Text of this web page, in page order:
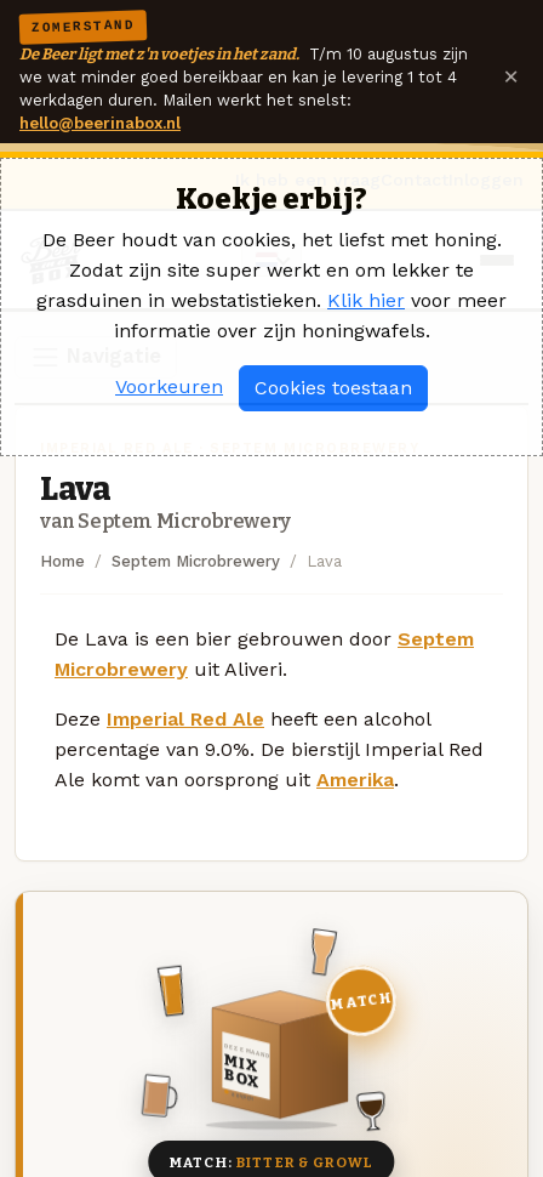
ZOMERSTAND
De Beer ligt met z'n voetjes in het zand. T/m 10 augustus zijn
we wat minder goed bereikbaar en kan je levering 1 tot 4
werkdagen duren. Mailen werkt het snelst:
hello@beerinabox.nl
×
Lava
van Septem Microbrewery
Home Septem Microbrewery Lava
De Lava is een bier gebrouwen door Septem
Microbrewery uit Aliveri.
Deze Imperial Red Ale heeft een alcohol
percentage van 9.0%. De bierstijl Imperial Red
Ale komt van oorsprong uit Amerika.
DEZE MAAND
MIX
BOX
8 BIEREN
MATCH
MATCH: BITTER & GROWL
Koekje erbij?
De Beer houdt van cookies, het liefst met honing.
Zodat zijn site super werkt en om lekker te
grasduinen in webstatistieken. Klik hier voor meer
informatie over zijn honingwafels.
Voorkeuren Cookies toestaan